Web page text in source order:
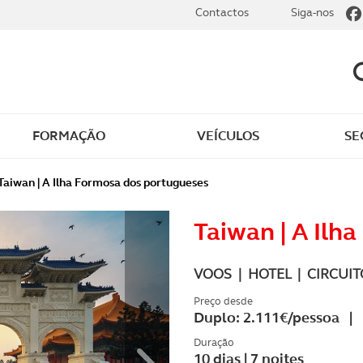
Notícias do clube
Revista ACP Edição
impressa
FORMAÇÃO VEÍCULOS
Contactos Siga-nos
| A Ilha Formosa dos portugueses
Taiwan | A
VOOS | HOTEL |
Preço desde
Duplo: 2.111€/pessoa
Duração
10 dias | 7 noites